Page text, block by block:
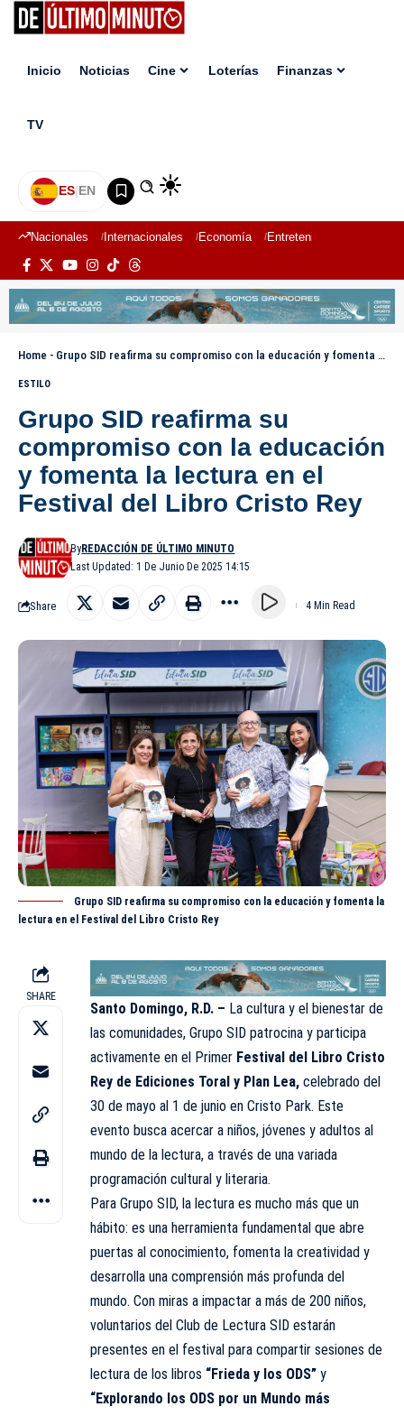
Inicio Noticias Cine Loterías Finanzas
TV
ES|EN
Nacionales Internacionales Economía Entretenimiento
Home - Grupo SID reafirma su compromiso con la educación y fomenta la lectura en el Festival del Libro Cristo Rey
ESTILO
Grupo SID reafirma su
compromiso con la educación
y fomenta la lectura en el
Festival del Libro Cristo Rey
Last Updated: 1 De Junio De 2025 14:15
ByREDACCIÓN DE ÚLTIMO MINUTO
Share 4 Min Read
Grupo SID reafirma su compromiso con la educación y fomenta la
lectura en el Festival del Libro Cristo Rey
SHARE
Santo Domingo, R.D. – La cultura y el bienestar de
las comunidades, Grupo SID patrocina y participa
activamente en el Primer Festival del Libro Cristo
Rey de Ediciones Toral y Plan Lea, celebrado del
30 de mayo al 1 de junio en Cristo Park. Este
evento busca acercar a niños, jóvenes y adultos al
mundo de la lectura, a través de una variada
programación cultural y literaria.
Para Grupo SID, la lectura es mucho más que un
hábito: es una herramienta fundamental que abre
puertas al conocimiento, fomenta la creatividad y
desarrolla una comprensión más profunda del
mundo. Con miras a impactar a más de 200 niños,
voluntarios del Club de Lectura SID estarán
presentes en el festival para compartir sesiones de
lectura de los libros “Frieda y los ODS” y
“Explorando los ODS por un Mundo más